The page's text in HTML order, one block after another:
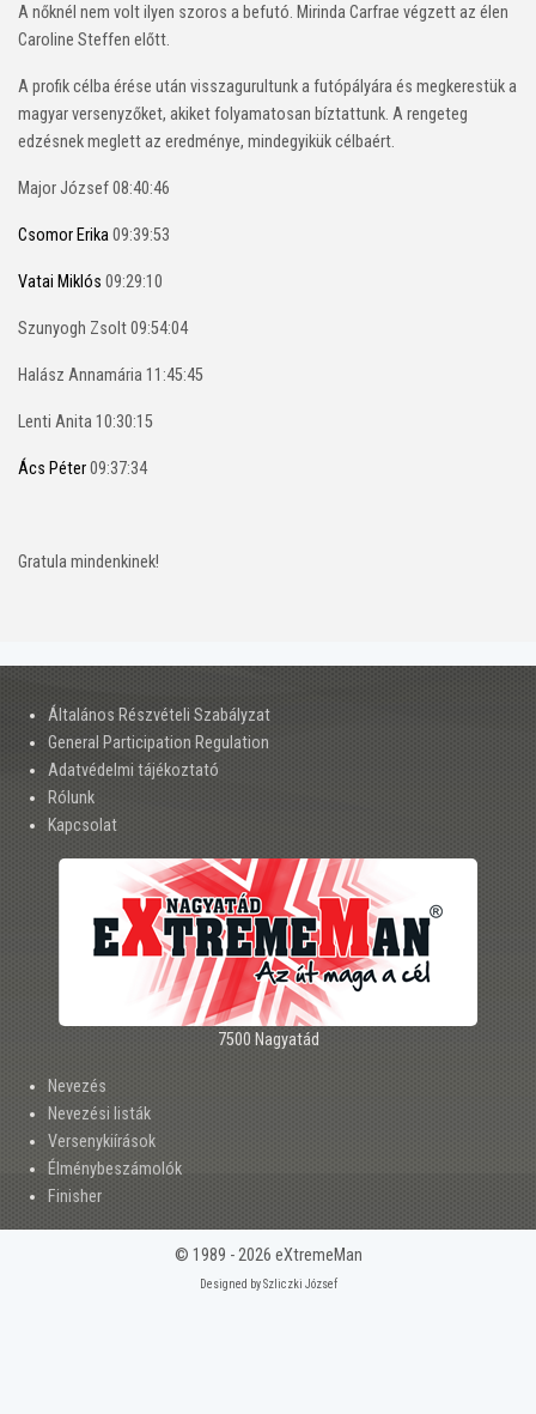
A nőknél nem volt ilyen szoros a befutó. Mirinda Carfrae végzett az élen
Caroline Steffen előtt.
A profik célba érése után visszagurultunk a futópályára és megkerestük a
magyar versenyzőket, akiket folyamatosan bíztattunk. A rengeteg
edzésnek meglett az eredménye, mindegyikük célbaért.
Major József 08:40:46
Csomor Erika09:39:53
Vatai Miklós 09:29:10
Szunyogh Zsolt 09:54:04
Halász Annamária 11:45:45
Lenti Anita 10:30:15
Ács Péter09:37:34
Gratula mindenkinek!
Általános Részvételi Szabályzat
General Participation Regulation
Adatvédelmi tájékoztató
Rólunk
Kapcsolat
7500 Nagyatád
Nevezés
Nevezési listák
Versenykiírások
Élménybeszámolók
Finisher
© 1989 - 2026 eXtremeMan
Designed by Szliczki József